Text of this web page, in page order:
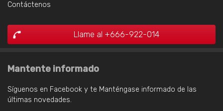
Contáctenos
Llame al +666-922-014
Mantente informado
Síguenos en Facebook y te Manténgase informado de las
últimas novedades.